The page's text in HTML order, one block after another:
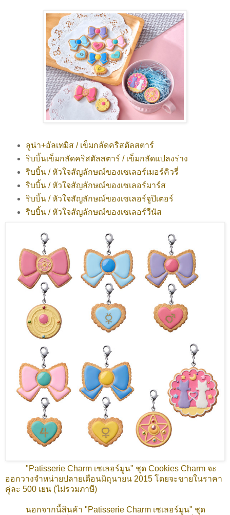
ลูน่า+อัลเทมิส / เข็มกลัดคริสตัลสตาร์
ริบบิ้นเข็มกลัดคริสตัลสตาร์ / เข็มกลัดแปลงร่าง
ริบบิ้น / หัวใจสัญลักษณ์ของเซเลอร์เมอร์คิวรี่
ริบบิ้น / หัวใจสัญลักษณ์ของเซเลอร์มาร์ส
ริบบิ้น / หัวใจสัญลักษณ์ของเซเลอร์จูปิเตอร์
ริบบิ้น / หัวใจสัญลักษณ์ของเซเลอร์วีนัส
"Patisserie Charm เซเลอร์มูน" ชุด Cookies Charm จะ
ออกวางจำหน่ายปลายเดือนมิถุนายน 2015 โดยจะขายในราคา
คู่ละ 500 เยน (ไม่รวมภาษี)
นอกจากนี้สินค้า "Patisserie Charm เซเลอร์มูน" ชุด